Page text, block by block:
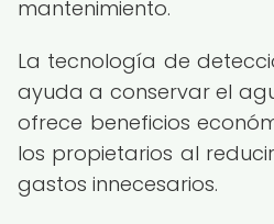
mantenimiento.
La tecnología de
ayuda a conservar el
ofrece beneficios
los propietarios al
gastos innecesarios.